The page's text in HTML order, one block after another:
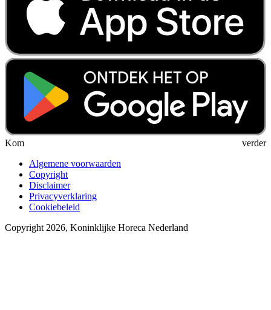
Kom verder
Algemene voorwaarden
Copyright
Disclaimer
Privacyverklaring
Cookiebeleid
Copyright 2026, Koninklijke Horeca Nederland